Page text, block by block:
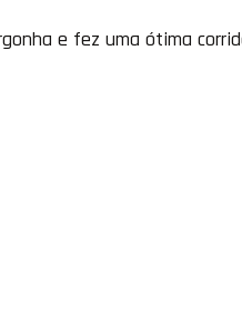
e fez uma ótima